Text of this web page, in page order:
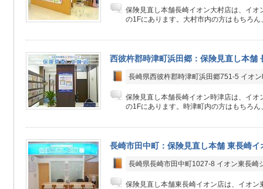
保険見直し本舗長崎イオン大村店は、イオ
の1Fにあります。大村市内の方はもちろ
西彼杵郡時津町浜田郷：保険見直し本舗
長崎県西彼杵郡時津町浜田郷751-5 イオ
保険見直し本舗長崎イオン時津店は、イオ
の1Fにあります。時津町内の方はもちろ
長崎市田中町：保険見直し本舗 東長崎イ
長崎県長崎市田中町1027-8 イオン東長崎
保険見直し本舗東長崎イオン店は、イオン